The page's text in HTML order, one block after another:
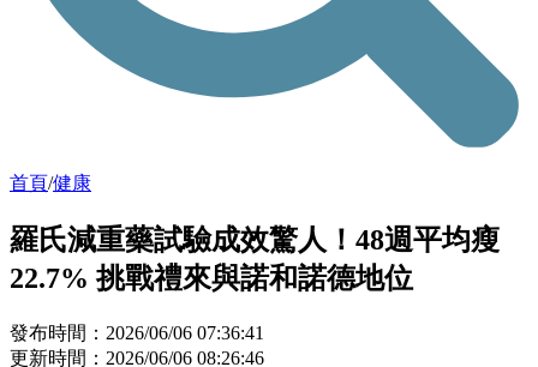
首頁/健康
羅氏減重藥試驗成效驚人！48週平均瘦
22.7% 挑戰禮來與諾和諾德地位
發布時間：2026/06/06 07:36:41
更新時間：2026/06/06 08:26:46